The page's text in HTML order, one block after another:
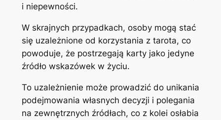
i niepewności.
W skrajnych przypadkach, osoby mogą stać
się uzależnione od korzystania z tarota, co
powoduje, że postrzegają karty jako jedyne
źródło wskazówek w życiu.
To uzależnienie może prowadzić do unikania
podejmowania własnych decyzji i polegania
na zewnętrznych źródłach, co z kolei osłabia